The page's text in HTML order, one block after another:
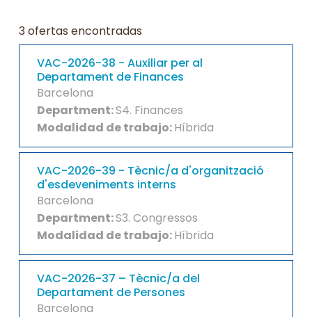
3ofertas encontradas
VAC-2026-38 - Auxiliar per al
Departament de Finances
Barcelona
Department:S4. Finances
Modalidad de trabajo:Híbrida
VAC-2026-39 - Tècnic/a d'organització
d'esdeveniments interns
Barcelona
Department:S3. Congressos
Modalidad de trabajo:Híbrida
VAC-2026-37 – Tècnic/a del
Departament de Persones
Barcelona